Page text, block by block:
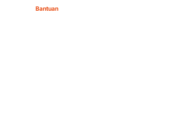
Bantuan